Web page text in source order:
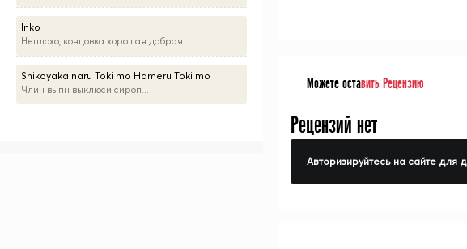
Можете оставить Рецензию
Рецензий нет
Авторизируйтесь на сайте для
Inko
Неплохо, концовка хорошая добрая ...
Shikoyaka naru Toki mo Hameru Toki mo
Члин выпн выклюси сироп...